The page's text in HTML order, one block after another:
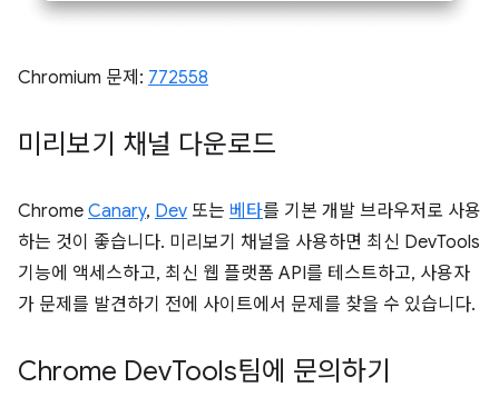
Chromium 문제: 772558
미리보기 채널 다운로드
Chrome Canary, Dev 또는 베타를 기본 개발 브라우저로 사용
하는 것이 좋습니다. 미리보기 채널을 사용하면 최신 DevTools
기능에 액세스하고, 최신 웹 플랫폼 API를 테스트하고, 사용자
가 문제를 발견하기 전에 사이트에서 문제를 찾을 수 있습니다.
Chrome DevTools팀에 문의하기